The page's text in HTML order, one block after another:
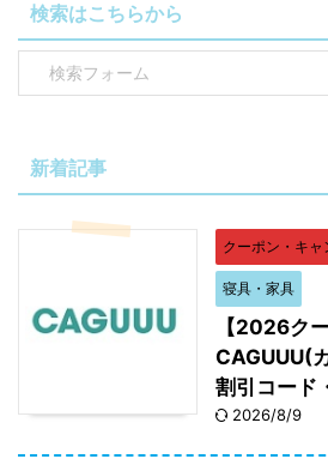
検索はこちらから
新着記事
クーポン・キ
寝具・家具
【2026ク
CAGUUU(
割引コード
2026/8/9